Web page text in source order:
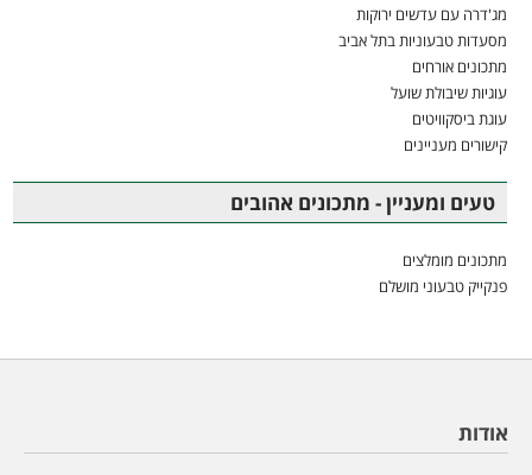
מג'דרה עם עדשים ירוקות
מסעדות טבעוניות בתל אביב
מתכונים אורחים
עוגיות שיבולת שועל
עוגת ביסקוויטים
קישורים מעניינים
טעים ומעניין - מתכונים אהובים
מתכונים מומלצים
פנקייק טבעוני מושלם
אודות